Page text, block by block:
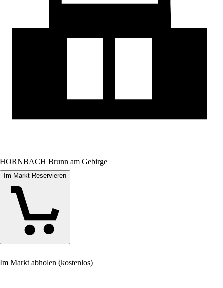
HORNBACH Brunn am Gebirge
Im Markt Reservieren
Im Markt abholen (kostenlos)